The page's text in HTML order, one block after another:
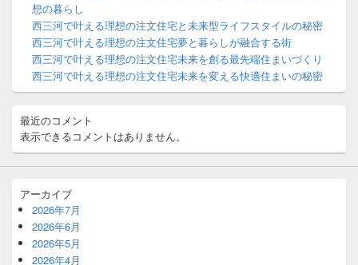
エ
ア
想の暮らし
西三河で叶える理想の注文住宅と未来型ライフスタイルの秘密
西三河で叶える理想の注文住宅夢と暮らしが融合する街
西三河で叶える理想の注文住宅未来を創る最先端住まいづくり
西三河で叶える理想の注文住宅未来を変える快適住まいの秘密
最近のコメント
表示できるコメントはありません。
アーカイブ
2026年7月
2026年6月
2026年5月
2026年4月